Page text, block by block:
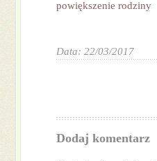
powiększenie rodziny
Data: 22/03/2017
Dodaj komentarz